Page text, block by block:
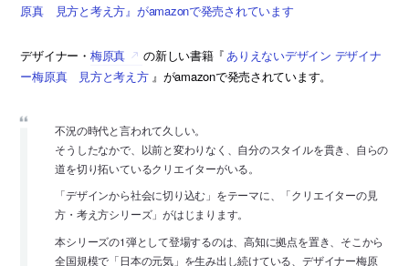
原真 見方と考え方』がamazonで発売されています
デザイナー・ 梅原真 の新しい書籍『ありえないデザイン デザイナ
ー梅原真 見方と考え方 』がamazonで発売されています。
不況の時代と言われて久しい。
そうしたなかで、以前と変わりなく、自分のスタイルを貫き、自らの
道を切り拓いているクリエイターがいる。
「デザインから社会に切り込む」をテーマに、「クリエイターの見
方・考え方シリーズ」がはじまります。
本シリーズの1弾として登場するのは、高知に拠点を置き、そこから
全国規模で「日本の元気」を生み出し続けている、デザイナー梅原